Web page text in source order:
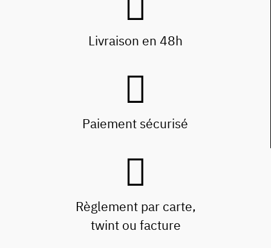
Livraison en 48h
Paiement sécurisé
Règlement par carte,
twint ou facture